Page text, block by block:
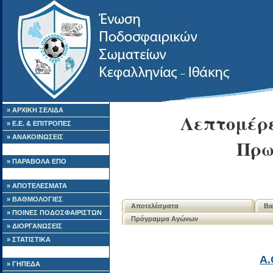
» ΑΡΧΙΚΗ ΣΕΛΙΔΑ
» Ε.Ε. & ΕΠΙΤΡΟΠΕΣ
» ΑΝΑΚΟΙΝΩΣΕΙΣ
» ΠΑΡΑΒΟΛΑ ΕΠΟ
» ΑΠΟΤΕΛΕΣΜΑΤΑ
» ΒΑΘΜΟΛΟΓΙΕΣ
» ΠΟΙΝΕΣ ΠΟΔΟΣΦΑΙΡΙΣΤΩΝ
» ΔΙΟΡΓΑΝΩΣΕΙΣ
» ΣΤΑΤΙΣΤΙΚΑ
» ΓΗΠΕΔΑ
Αποτελέσματα
Πρόγραμμα Αγώνων